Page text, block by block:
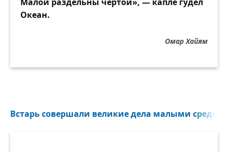
Океан.
Омар Хайям
Встарь совершали великие дела малыми